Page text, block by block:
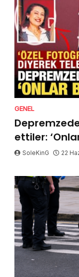
GENEL
ettiler:
SoleKinG 22